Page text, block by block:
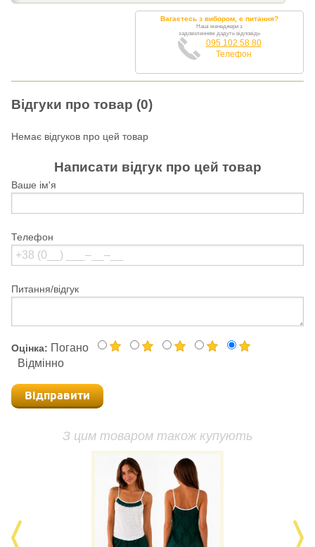
Вагаєтесь з вибором, є питання?
Наші менеджери з
задоволенням дадуть відповідь
095 102 58 80
Телефон
Відгуки про товар (0)
Немає відгуков про цей товар
Написати відгук про цей товар
Ваше ім'я
Телефон
Питання/відгук
Оцінка: Погано
Відмінно
Відправити
З цим товаром також купують